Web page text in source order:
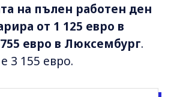
на пълен работен ден
от 1 125 евро в
евро в Люксембург.
3 155 евро.